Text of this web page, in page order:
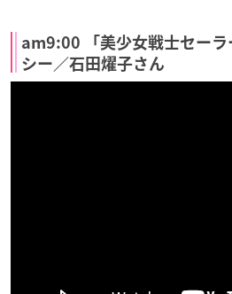
am9:00 「美少女戦士セーラ
シー／石田燿子さん